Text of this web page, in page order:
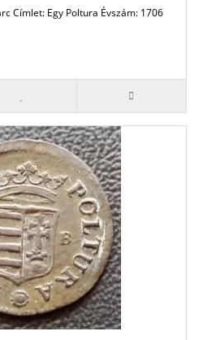
Címlet: Egy Poltura Évszám: 1706